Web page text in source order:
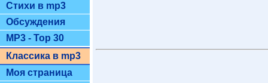
Стихи в mp3
Обсуждения
MP3 - Top 30
Классика в mp3
Моя страница